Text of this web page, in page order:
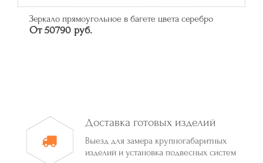
Зеркало прямоугольное в багете цвета серебро
От 50790 руб.
Доставка готовых изделий
Выезд для замера крупногабаритных
изделий и установка подвесных систем